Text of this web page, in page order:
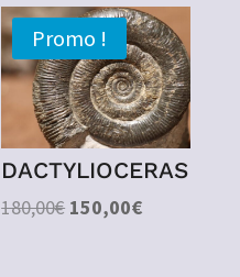
Promo !
DACTYLIOCERAS
180,00€ Le
150,00€Le